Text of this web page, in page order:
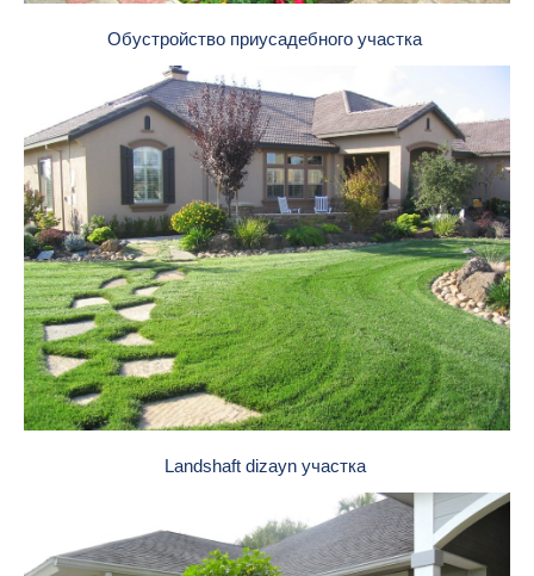
Обустройство приусадебного участка
Landshaft dizayn участка